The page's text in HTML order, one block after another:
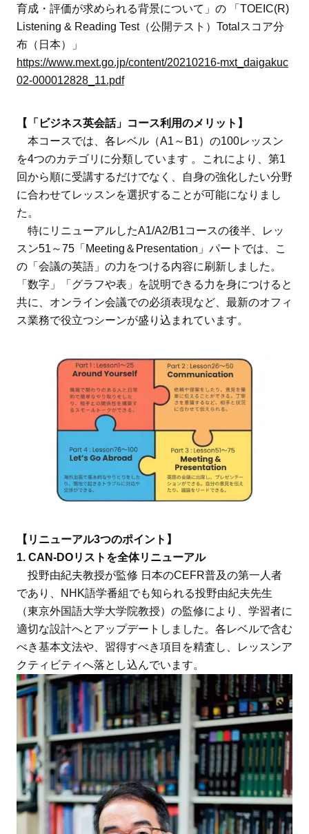
育成・評価が求められる背景について」の 「TOEIC(R)
Listening & Reading Test（公開テスト）Totalスコア分
布（日本）」
https://www.mext.go.jp/content/20210216-mxt_daigakuc
02-000012828_11.pdf
【「ビジネス英会話」コース利用のメリット】
本コースでは、各レベル（A1～B1）の100レッスン
を4つのカテゴリに分類しています 。これにより、第1
回から順に受講するだけでなく、自身の強化したい分野
に合わせてレッスンを選択することが可能になりまし
た。
特にリニューアルしたA1/A2/B1コースの後半、レッ
スン51～75「Meeting＆Presentation」パートでは、こ
の「会議の英語」の力をつける内容に刷新しました。
「数字」「グラフや表」を説明できる力を身につけると
共に、オンライン会議での必須表現など、最新のオフィ
ス業務で役立つシーンが盛り込まれています。
【リニューアル3つのポイント】
1. CAN-DOリストを全体リニューアル
投野由紀夫教授が監修 日本のCEFR普及の第一人者
であり、NHK語学番組でも知られる投野由紀夫先生
（東京外国語大学大学院教授）の監修により、学習者に
適切な設計へとアップデートしました。各レベルで含む
べき基本文法や、習得すべき項目を精査し、レッスンア
クティビティへ落とし込んでいます。